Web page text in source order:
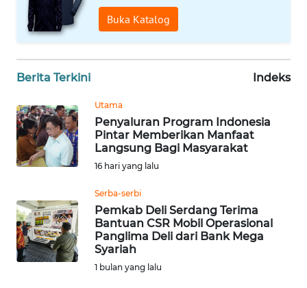
Buka Katalog
Berita Terkini Indeks
Utama
Penyaluran Program Indonesia
Pintar Memberikan Manfaat
Langsung Bagi Masyarakat
16 hari yang lalu
Serba-serbi
Pemkab Deli Serdang Terima
Bantuan CSR Mobil Operasional
Panglima Deli dari Bank Mega
Syariah
1 bulan yang lalu
WN
BANTEN
WN
WN
KEPRI
WN
PAPUA
BARAT